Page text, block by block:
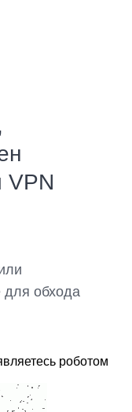
VPN
для обхода
роботом